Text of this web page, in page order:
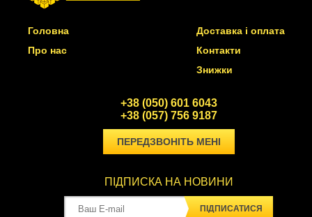
Головна
Про нас
Доставка і оплата
Контакти
Знижки
+38 (050) 601 6043
+38 (057) 756 9187
ПЕРЕДЗВОНІТЬ МЕНІ
ПІДПИСКА НА НОВИНИ
ПІДПИСАТИСЯ